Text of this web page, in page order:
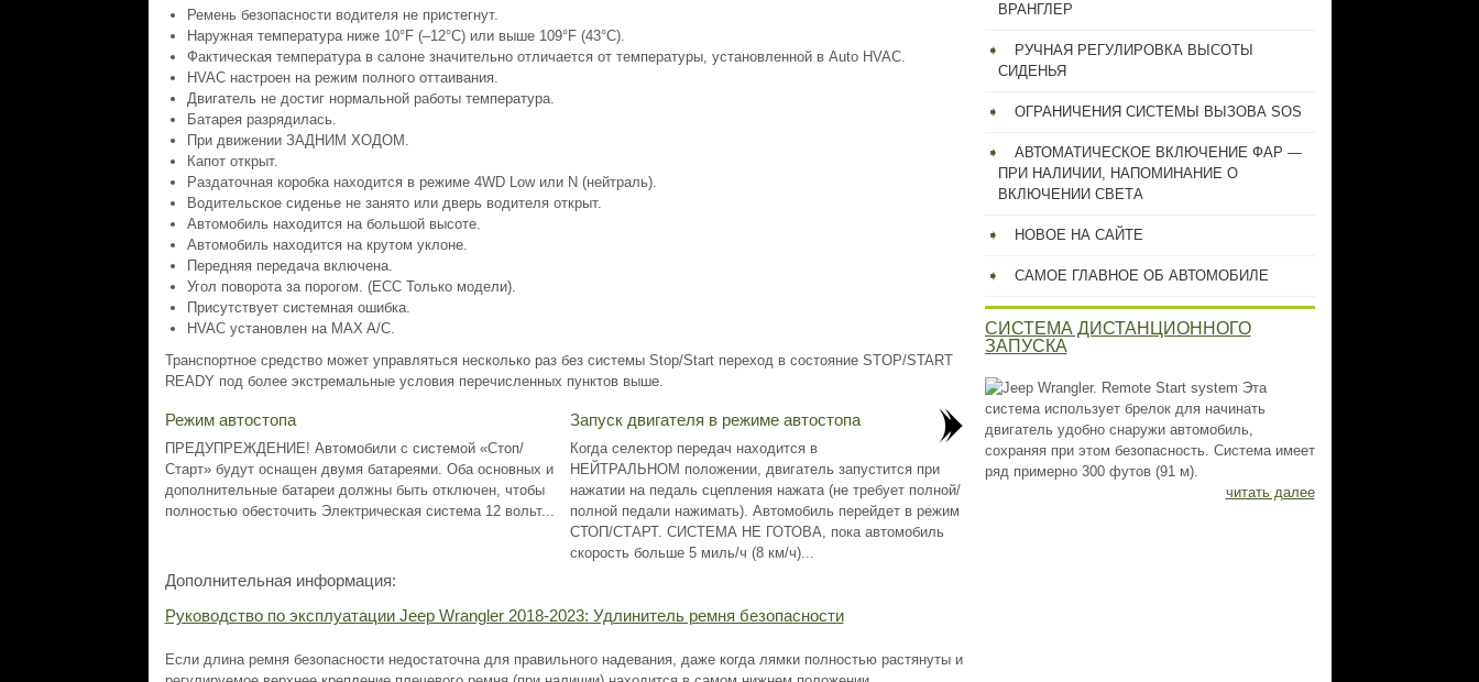
Ремень безопасности водителя не пристегнут.
Наружная температура ниже 10°F (–12°C) или выше 109°F (43°C).
Фактическая температура в салоне значительно отличается от температуры, установленной в Auto HVAC.
HVAC настроен на режим полного оттаивания.
Двигатель не достиг нормальной работы температура.
Батарея разрядилась.
При движении ЗАДНИМ ХОДОМ.
Капот открыт.
Раздаточная коробка находится в режиме 4WD Low или N (нейтраль).
Водительское сиденье не занято или дверь водителя открыт.
Автомобиль находится на большой высоте.
Автомобиль находится на крутом уклоне.
Передняя передача включена.
Угол поворота за порогом. (ЕСС Только модели).
Присутствует системная ошибка.
HVAC установлен на MAX A/C.
Транспортное средство может управляться несколько раз без системы Stop/Start переход в состояние STOP/START
READY под более экстремальные условия перечисленных пунктов выше.
Режим автостопа
ПРЕДУПРЕЖДЕНИЕ! Автомобили с системой «Стоп/
Старт» будут оснащен двумя батареями. Оба основных и
дополнительные батареи должны быть отключен, чтобы
полностью обесточить Электрическая система 12 вольт...
Запуск двигателя в режиме автостопа
Когда селектор передач находится в
НЕЙТРАЛЬНОМ положении, двигатель запустится при
нажатии на педаль сцепления нажата (не требует полной/
полной педали нажимать). Автомобиль перейдет в режим
СТОП/СТАРТ. СИСТЕМА НЕ ГОТОВА, пока автомобиль
скорость больше 5 миль/ч (8 км/ч)...
Дополнительная информация:
Руководство по эксплуатации Jeep Wrangler 2018-2023: Удлинитель ремня безопасности
Если длина ремня безопасности недостаточна для правильного надевания, даже когда лямки полностью растянуты и
ВРАНГЛЕР
РУЧНАЯ РЕГУЛИРОВКА ВЫСОТЫ
СИДЕНЬЯ
ОГРАНИЧЕНИЯ СИСТЕМЫ ВЫЗОВА SOS
АВТОМАТИЧЕСКОЕ ВКЛЮЧЕНИЕ ФАР —
ПРИ НАЛИЧИИ, НАПОМИНАНИЕ О
ВКЛЮЧЕНИИ СВЕТА
НОВОЕ НА САЙТЕ
САМОЕ ГЛАВНОЕ ОБ АВТОМОБИЛЕ
СИСТЕМА ДИСТАНЦИОННОГО
ЗАПУСКА
Эта
система использует брелок для начинать
двигатель удобно снаружи автомобиль,
сохраняя при этом безопасность. Система имеет
ряд примерно 300 футов (91 м).
читать далее